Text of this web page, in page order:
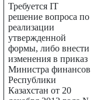
Требуется IT
решение вопроса по
реализации
утвержденной
формы, либо внести
изменения в приказ
Министра финансов
Республики
Казахстан от 20